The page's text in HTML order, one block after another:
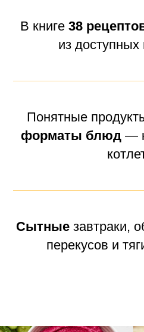
В книге 38
из доступных
Понятные
форматы блюд—
Сытные завтраки,
перекусов и